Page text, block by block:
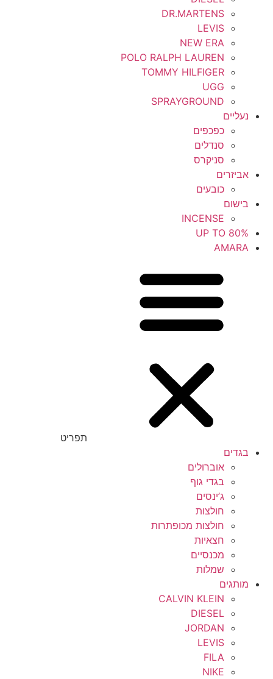
DR.MARTENS
LEVIS
NEW ERA
POLO RALPH LAUREN
TOMMY HILFIGER
UGG
SPRAYGROUND
נעליים
כפכפים
סנדלים
סניקרס
אביזרים
כובעים
בישום
INCENSE
UP TO 80%
AMARA
תפריט
בגדים
אוברולים
בגדי גוף
ג’ינסים
חולצות
חולצות מכופתרות
חצאיות
מכנסיים
שמלות
מותגים
CALVIN KLEIN
DIESEL
JORDAN
LEVIS
FILA
NIKE